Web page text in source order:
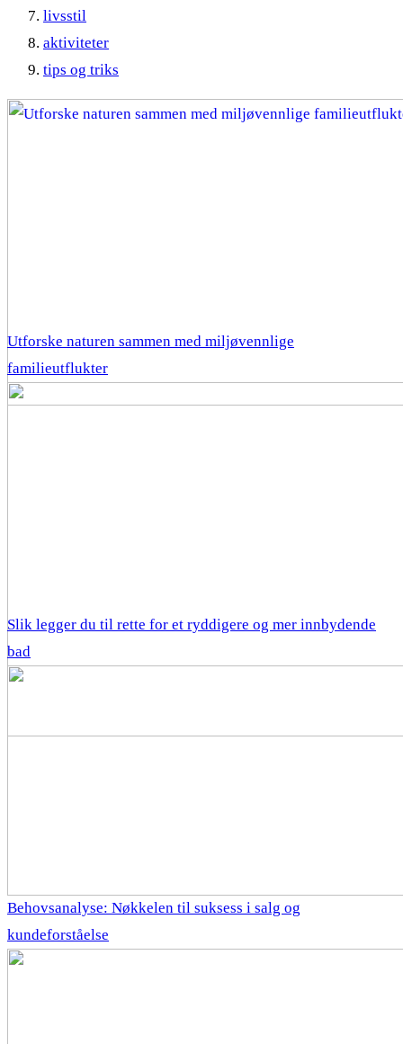
livsstil
aktiviteter
tips og triks
Utforske naturen sammen med miljøvennlige
familieutflukter
Slik legger du til rette for et ryddigere og mer innbydende
bad
Behovsanalyse: Nøkkelen til suksess i salg og
kundeforståelse